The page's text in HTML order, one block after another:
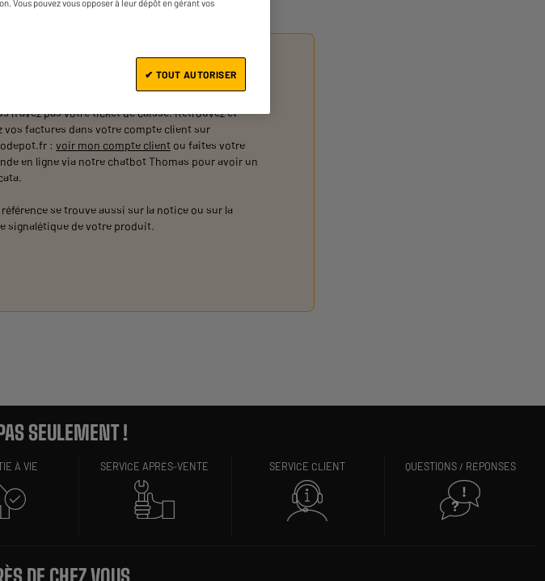
n'avez pas votre ticket de caisse. Retrouvez et
vos factures dans votre compte client sur
: voir mon compte client ou faites votre
en ligne via notre chatbot Thomas pour avoir un
se trouve aussi sur la notice ou sur la
signalétique de votre produit.
SEULEMENT !
À VIE SERVICE APRÈS-VENTE SERVICE CLIENT QUESTIONS / RÉPONSES
DE CHEZ VOUS
Vous pouvez vous opposer à leur dépôt en gérant vos
✔ TOUT AUTORISER